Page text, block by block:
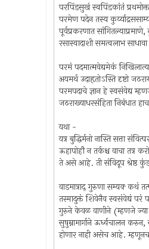
परपिंडसुखं स्वपिंडकांतं
परमेण पदेन तस्य
पूर्वप्रकरणात
रसास्वादाशी समत्वलाभ
परमं पदमात्मवेद्यमेकं
अयमर्थ उदाहृतोऽस्ति दृष्टो
परमपदाचे ज्ञान हे स्वसंवेद्य
जठराख्याधरसंहिता निबंधात
यथा -
यत्र बुद्धिर्मनो नास्ति सत्ता
ऊहापोहौ न तर्कश्च वाचा तत्र
ते असे आहे. ती संविदूप श्रेष्ठ
वाडमात्राद्‍ गुरुणा सम्यक्‍ कथं
तस्मादुक्तं शिवेनैव स्वसंवेद्यं परं
गुरुने केवळ वाणीने (म्हणजे ज्या
सुषुम्नामार्गाने ऊर्ध्वचालन
होणार नाही असेच आहे.